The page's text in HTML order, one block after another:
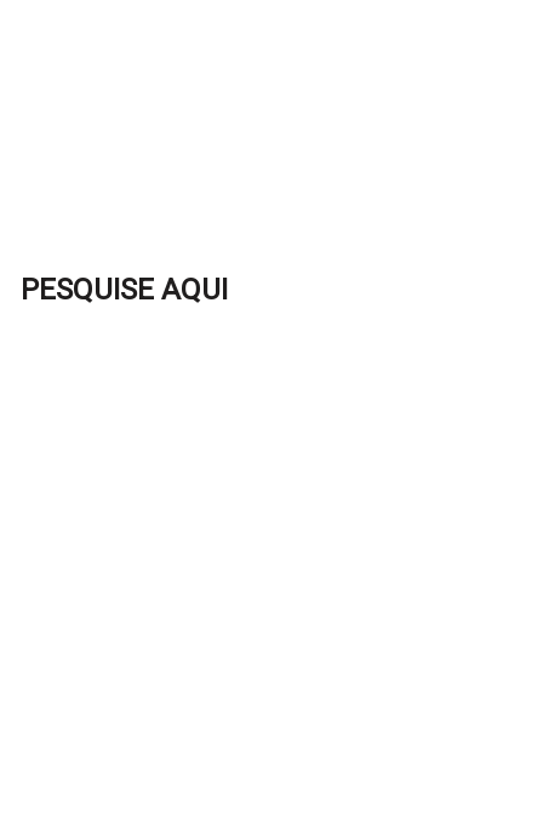
PESQUISE AQUI